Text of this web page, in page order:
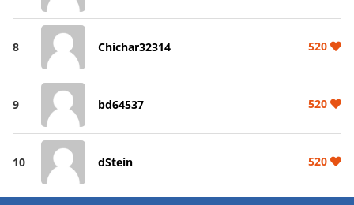
8 Chichar32314 520
9 bd64537 520
10 dStein 520